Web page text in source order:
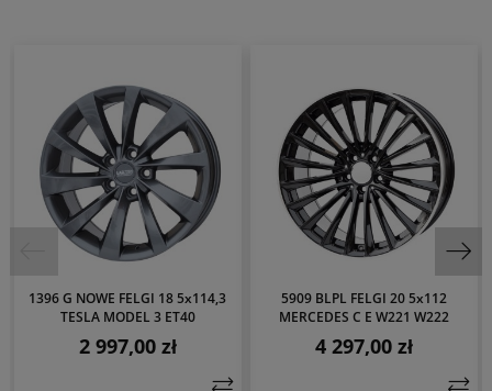
1396 G NOWE FELGI 18 5x114,3
TESLA MODEL 3 ET40
Cena
2 997,00 zł
5909 BLPL FELGI 20 5x112
MERCEDES C E W221 W222
Cena
4 297,00 zł